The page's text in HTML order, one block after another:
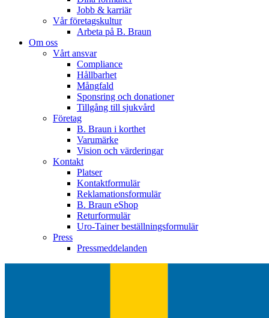
Jobb & karriär
Vår företagskultur
Arbeta på B. Braun
Om oss
Vårt ansvar
Compliance
Hållbarhet
Mångfald
Sponsring och donationer
Tillgång till sjukvård
Företag
B. Braun i korthet
Varumärke
Vision och värderingar
Kontakt
Platser
Kontaktformulär
Reklamationsformulär
B. Braun eShop
Returformulär
Uro-Tainer beställningsformulär
Press
Pressmeddelanden